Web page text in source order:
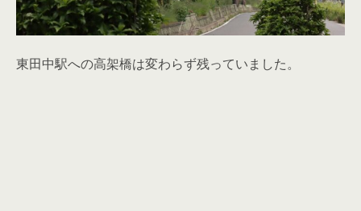
東田中駅への高架橋は変わらず残っていました。